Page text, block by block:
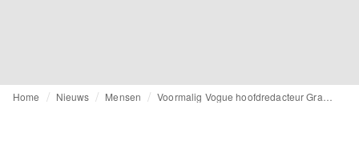
Home Nieuws Mensen